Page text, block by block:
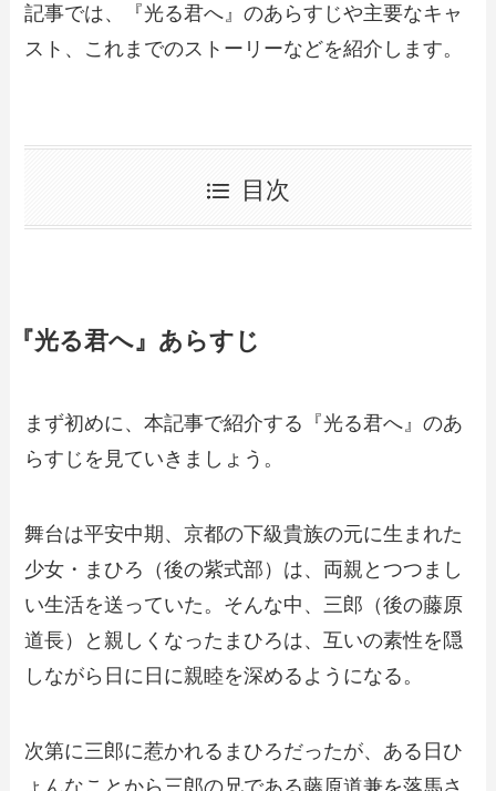
記事では、『光る君へ』のあらすじや主要なキャ
スト、これまでのストーリーなどを紹介します。
目次
『光る君へ』あらすじ
まず初めに、本記事で紹介する『光る君へ』のあ
らすじを見ていきましょう。
舞台は平安中期、京都の下級貴族の元に生まれた
少女・まひろ（後の紫式部）は、両親とつつまし
い生活を送っていた。そんな中、三郎（後の藤原
道長）と親しくなったまひろは、互いの素性を隠
しながら日に日に親睦を深めるようになる。
次第に三郎に惹かれるまひろだったが、ある日ひ
ょんなことから三郎の兄である藤原道兼を落馬さ